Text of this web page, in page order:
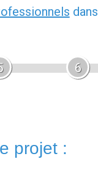
dans
6
projet :